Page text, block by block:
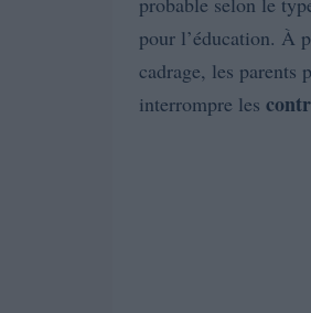
pour l’éducation. À
cadrage, les parents
interrompre les